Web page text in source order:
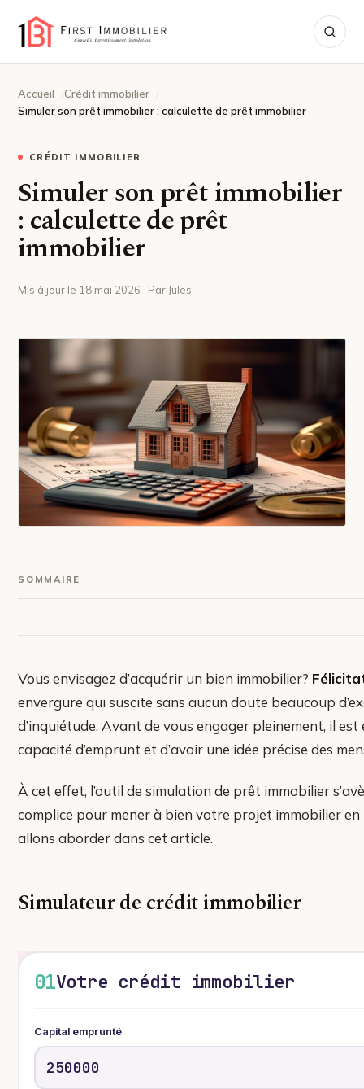
Accueil
Crédit immobilier
Simuler son prêt immobilier : calculette de prêt immobilier
CRÉDIT IMMOBILIER
Simuler son prêt immobilier
: calculette de prêt
immobilier
Mis à jour le 18 mai 2026 · Par Jules
SOMMAIRE
Vous envisagez d’acquérir un bien immobilier?
envergure qui suscite sans aucun doute beaucoup
d’inquiétude. Avant de vous engager pleinement, il
capacité d’emprunt et d’avoir une idée précise des
À cet effet, l’outil de simulation de prêt immobilier
complice pour mener à bien votre projet immobilier en
allons aborder dans cet article.
Simulateur de crédit immobilier